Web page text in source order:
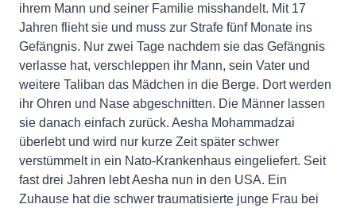
ihrem Mann und seiner Familie misshandelt. Mit 17
Jahren flieht sie und muss zur Strafe fünf Monate ins
Gefängnis. Nur zwei Tage nachdem sie das Gefängnis
verlasse hat, verschleppen ihr Mann, sein Vater und
weitere Taliban das Mädchen in die Berge. Dort werden
ihr Ohren und Nase abgeschnitten. Die Männer lassen
sie danach einfach zurück. Aesha Mohammadzai
überlebt und wird nur kurze Zeit später schwer
verstümmelt in ein Nato-Krankenhaus eingeliefert. Seit
fast drei Jahren lebt Aesha nun in den USA. Ein
Zuhause hat die schwer traumatisierte junge Frau bei